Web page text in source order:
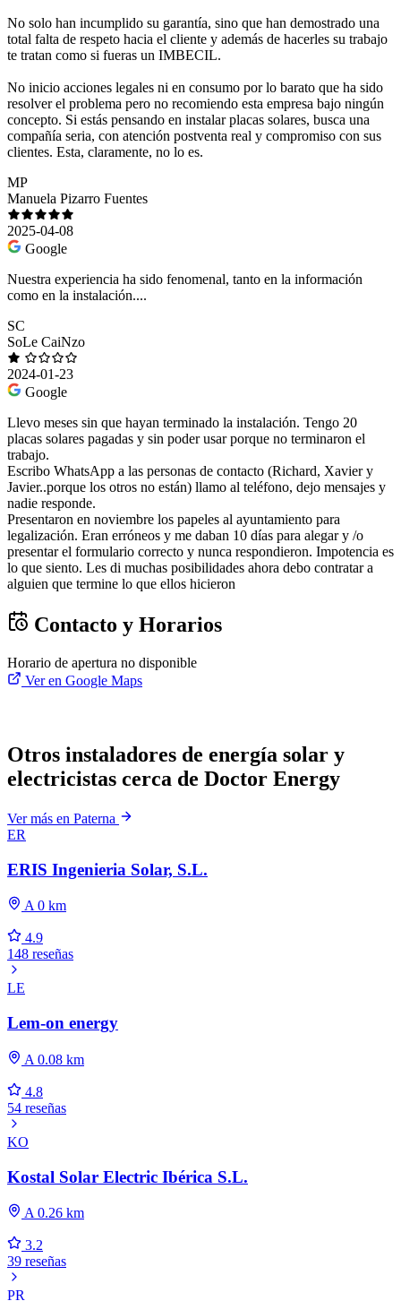
No solo han incumplido su garantía, sino que han demostrado una
total falta de respeto hacia el cliente y además de hacerles su trabajo
te tratan como si fueras un IMBECIL.
No inicio acciones legales ni en consumo por lo barato que ha sido
resolver el problema pero no recomiendo esta empresa bajo ningún
concepto. Si estás pensando en instalar placas solares, busca una
compañía seria, con atención postventa real y compromiso con sus
clientes. Esta, claramente, no lo es.
MP
Manuela Pizarro Fuentes
2025-04-08
Google
Nuestra experiencia ha sido fenomenal, tanto en la información
como en la instalación....
SC
SoLe CaiNzo
2024-01-23
Google
Llevo meses sin que hayan terminado la instalación. Tengo 20
placas solares pagadas y sin poder usar porque no terminaron el
trabajo.
Escribo WhatsApp a las personas de contacto (Richard, Xavier y
Javier..porque los otros no están) llamo al teléfono, dejo mensajes y
nadie responde.
Presentaron en noviembre los papeles al ayuntamiento para
legalización. Eran erróneos y me daban 10 días para alegar y /o
presentar el formulario correcto y nunca respondieron. Impotencia es
lo que siento. Les di muchas posibilidades ahora debo contratar a
alguien que termine lo que ellos hicieron
Contacto y Horarios
Horario de apertura no disponible
Ver en Google Maps
Otros instaladores de energía solar y
electricistas cerca de Doctor Energy
Ver más en Paterna
ER
ERIS Ingenieria Solar, S.L.
A 0 km
4.9
148 reseñas
LE
Lem-on energy
A 0.08 km
4.8
54 reseñas
KO
Kostal Solar Electric Ibérica S.L.
A 0.26 km
3.2
39 reseñas
PR